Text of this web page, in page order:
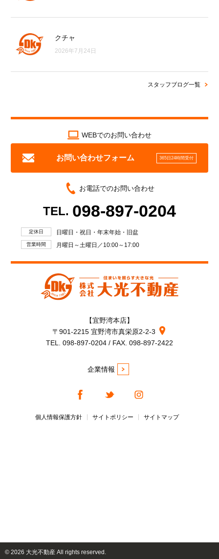
クチャ
2026年7月24日
スタッフブログ一覧
WEBでのお問い合わせ
お問い合わせフォーム 365日24時間受付
お電話でのお問い合わせ
TEL. 098-897-0204
定休日 日曜日・祝日・年末年始・旧盆
営業時間 月曜日～土曜日／10:00～17:00
【宜野湾本店】
〒901-2215 宜野湾市真栄原2-2-3
TEL. 098-897-0204 / FAX. 098-897-2422
企業情報
個人情報保護方針 サイトポリシー サイトマップ
© 2026 大光不動産 All rights reserved.